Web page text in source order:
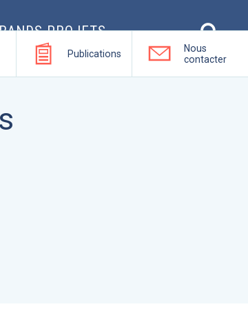
PROJETS
Publications
Nous
contacter